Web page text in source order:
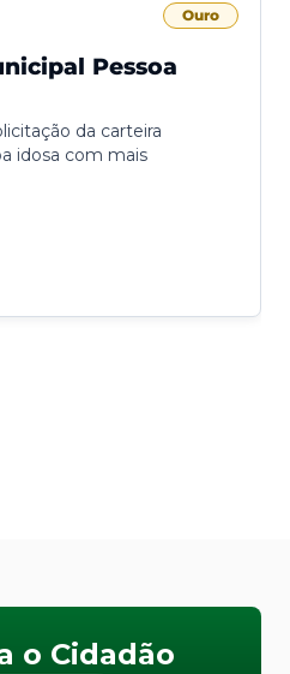
Ouro
Pessoa
da carteira
idosa com mais
o Cidadão